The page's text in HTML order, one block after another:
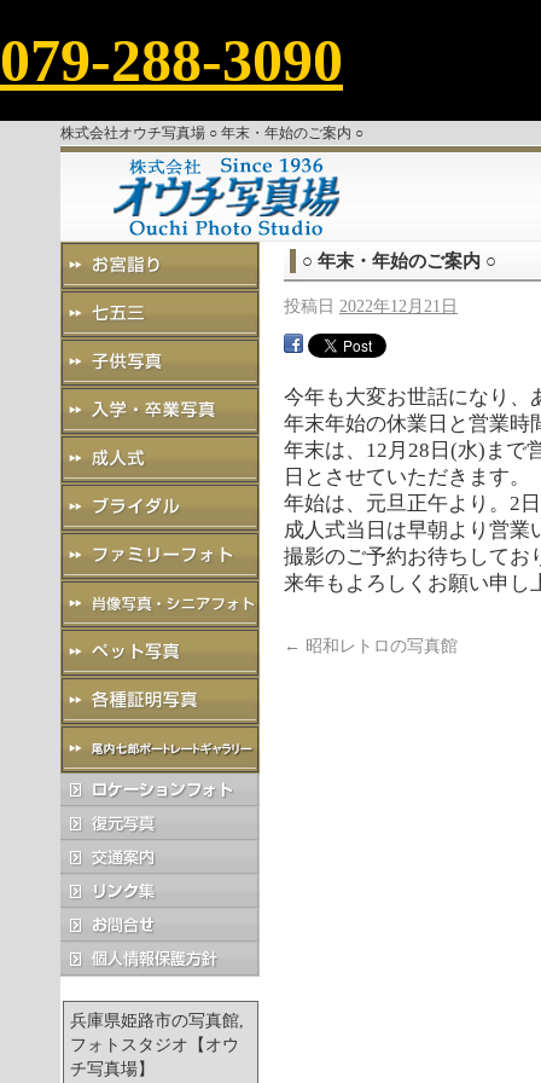
079-288-3090
株式会社オウチ写真場 ○ 年末・年始のご案内 ○
兵庫県姫路市の写真館,
フォトスタジオ【オウ
チ写真場】
○ 年末・年始のご案内 ○
投稿日 2022年12月21日
今年も大変お世話になり、
年末年始の休業日と営業時
年末は、12月28日(水)まで
日とさせていただきます。
年始は、元旦正午より。2
成人式当日は早朝より営業
撮影のご予約お待ちしてお
来年もよろしくお願い申し
← 昭和レトロの写真館